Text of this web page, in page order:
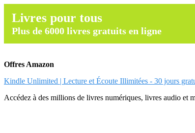
Livres pour tous
Plus de 6000 livres gratuits en ligne
Offres Amazon
Kindle Unlimited | Lecture et Écoute Illimitées - 30 jours
Accédez à des millions de livres numériques, livres audio et